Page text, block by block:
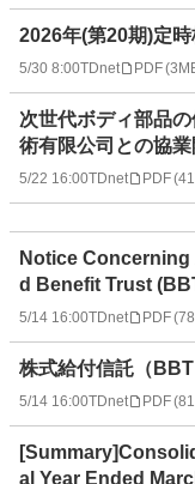
2026年(第20期)定
5/30 8:00TDnet PDF(
次世代ボディ部品
術有限公司との協
5/22 16:00TDnet PDF(
Notice
d Benefit Trust
5/14 16:00TDnet PDF(
株式給付信託（
5/14 16:00TDnet PDF(
al Year Ended